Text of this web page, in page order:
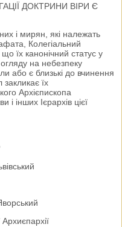
ДОКТРИНИ ВІРИ Є
і мирян, які належать
Колегіальний
їх канонічний статус у
на небезпеку
або є близькі до вчинення
їх
Архієпископа
і інших Ієрархів цієї